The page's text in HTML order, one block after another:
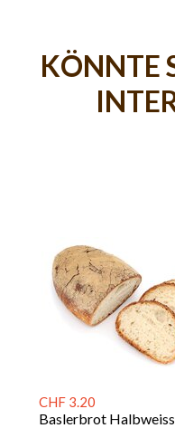
KÖNNTE
CHF 3.20
Baslerbrot Halbweiss